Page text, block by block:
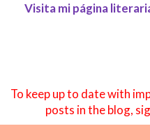
Visita mi página
To keep up to date with
posts in the blog,